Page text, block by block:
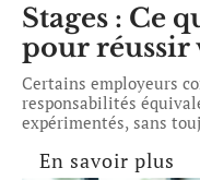
Stages : Ce
pour réussir
Certains employeurs
responsabilités
expérimentés, sans
En savoir plus